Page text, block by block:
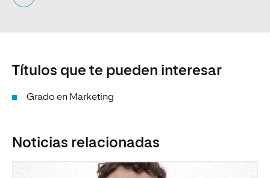
Títulos que te pueden interesar
Grado en Marketing
Noticias relacionadas